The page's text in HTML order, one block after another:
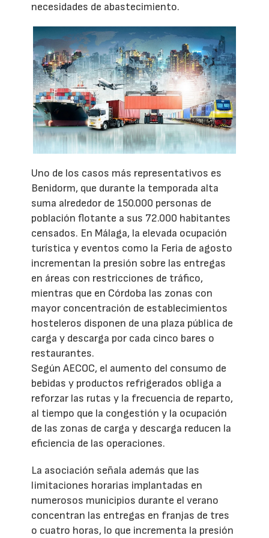
necesidades de abastecimiento.
Uno de los casos más representativos es
Benidorm, que durante la temporada alta
suma alrededor de 150.000 personas de
población flotante a sus 72.000 habitantes
censados. En Málaga, la elevada ocupación
turística y eventos como la Feria de agosto
incrementan la presión sobre las entregas
en áreas con restricciones de tráfico,
mientras que en Córdoba las zonas con
mayor concentración de establecimientos
hosteleros disponen de una plaza pública de
carga y descarga por cada cinco bares o
restaurantes.
Según AECOC, el aumento del consumo de
bebidas y productos refrigerados obliga a
reforzar las rutas y la frecuencia de reparto,
al tiempo que la congestión y la ocupación
de las zonas de carga y descarga reducen la
eficiencia de las operaciones.
La asociación señala además que las
limitaciones horarias implantadas en
numerosos municipios durante el verano
concentran las entregas en franjas de tres
o cuatro horas, lo que incrementa la presión